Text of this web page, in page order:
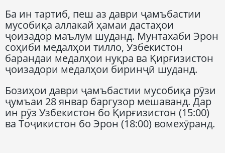
Ба ин тартиб, пеш аз даври ҷамъбастии
мусобиқа аллакай ҳамаи дастаҳои
ҷоизадор маълум шуданд. Мунтахаби Эрон
соҳиби медалҳои тилло, Узбекистон
барандаи медалҳои нуқра ва Қирғизистон
ҷоизадори медалҳои биринҷӣ шуданд.
Бозиҳои даври ҷамъбастии мусобиқа рӯзи
ҷумъаи 28 январ баргузор мешаванд. Дар
ин рӯз Узбекистон бо Қирғизистон (15:00)
ва Тоҷикистон бо Эрон (18:00) вомехӯранд.